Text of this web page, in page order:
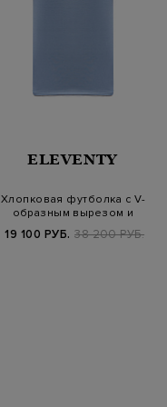
ELEVENTY
Хлопковая футболка с V-
образным вырезом и
19 100 РУБ. 38 200 РУБ.